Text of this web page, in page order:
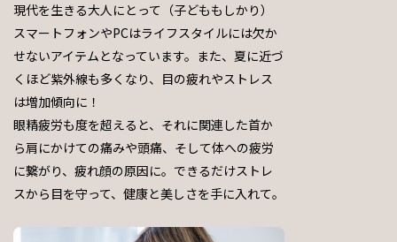
現代を生きる大人にとって（子どももしかり）
スマートフォンやPCはライフスタイルには欠か
せないアイテムとなっています。また、夏に近づ
くほど紫外線も多くなり、目の疲れやストレス
は増加傾向に！
眼精疲労も度を超えると、それに関連した首か
ら肩にかけての痛みや頭痛、そして体への疲労
に繋がり、疲れ顔の原因に。できるだけストレ
スから目を守って、健康と美しさを手に入れて。